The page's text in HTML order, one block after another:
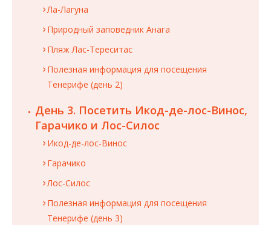
Ла-Лагуна
Природный заповедник Анага
Пляж Лас-Тереситас
Полезная информация для посещения
Тенерифе (день 2)
День 3. Посетить Икод-де-лос-Винос,
Гарачико и Лос-Силос
Икод-де-лос-Винос
Гарачико
Лос-Силос
Полезная информация для посещения
Тенерифе (день 3)